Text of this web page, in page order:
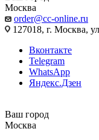
Москва
order@cc-online.ru
127018, г. Москва,
Вконтакте
Telegram
WhatsApp
Яндекс.Дзен
Ваш город
Москва